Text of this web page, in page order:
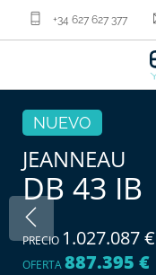
+34 627 627 377
MARCAS
EMBARCACIONES
VENDER TU BARCO
SERVICIOS NÁUTICOS
NOSOTROS
NUEVO
JEANNEAU
DB 43 IB
PRECIO 1.027.087 €
OFERTA887.395 €